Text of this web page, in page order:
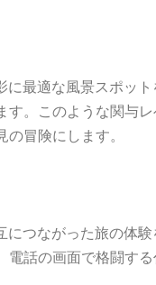
最適な風景スポッ
。このような関与
冒険にします。
つながった旅の体
話の画面で格闘す